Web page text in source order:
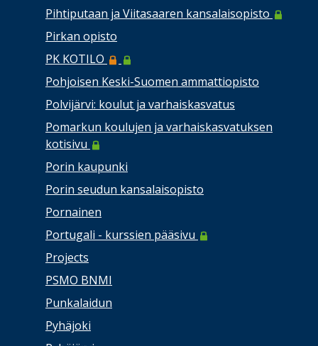
Pihtiputaan ja Viitasaaren kansalaisopisto
Pirkan opisto
PK KOTILO
Pohjoisen Keski-Suomen ammattiopisto
Polvijärvi: koulut ja varhaiskasvatus
Pomarkun koulujen ja varhaiskasvatuksen
kotisivu
Porin kaupunki
Porin seudun kansalaisopisto
Pornainen
Portugali - kurssien pääsivu
Projects
PSMO BNMI
Punkalaidun
Pyhäjoki